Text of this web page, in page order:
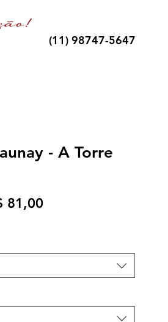
(11) 98747-5647
- A Torre
81,00Preço